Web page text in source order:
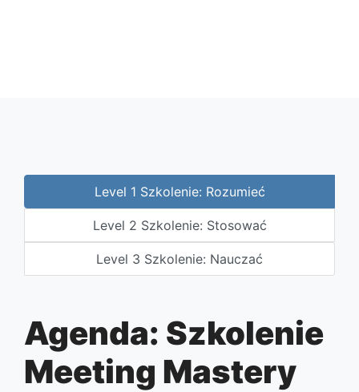
Level 1 Szkolenie: Rozumieć
Level 2 Szkolenie: Stosować
Level 3 Szkolenie: Nauczać
Agenda: Szkolenie
Meeting Mastery